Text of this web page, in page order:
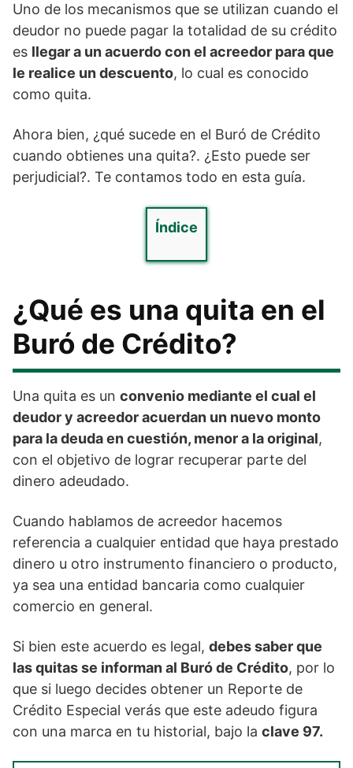
Uno de los mecanismos que se utilizan cuando el
deudor no puede pagar la totalidad de su crédito
es llegar a un acuerdo con el acreedor para que
le realice un descuento, lo cual es conocido
como quita.
Ahora bien, ¿qué sucede en el Buró de Crédito
cuando obtienes una quita?. ¿Esto puede ser
perjudicial?. Te contamos todo en esta guía.
Índice
¿Qué es una quita en el
Buró de Crédito?
Una quita es un convenio mediante el cual el
deudor y acreedor acuerdan un nuevo monto
para la deuda en cuestión, menor a la original,
con el objetivo de lograr recuperar parte del
dinero adeudado.
Cuando hablamos de acreedor hacemos
referencia a cualquier entidad que haya prestado
dinero u otro instrumento financiero o producto,
ya sea una entidad bancaria como cualquier
comercio en general.
Si bien este acuerdo es legal, debes saber que
las quitas se informan al Buró de Crédito, por lo
que si luego decides obtener un Reporte de
Crédito Especial verás que este adeudo figura
con una marca en tu historial, bajo la clave 97.